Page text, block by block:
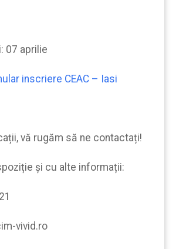
07 aprilie
inscriere CEAC – Iasi
vă rugăm să ne contactați!
şi cu alte informații:
vivid.ro